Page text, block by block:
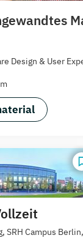
Design & User
SRH Campus Berlin,